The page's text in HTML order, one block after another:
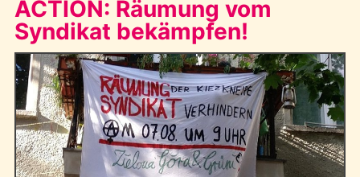
ACTION: Räumung vom
Syndikat bekämpfen!